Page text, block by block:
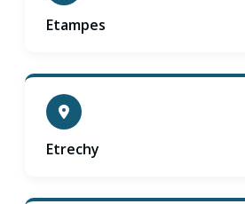
Etampes
Etrechy